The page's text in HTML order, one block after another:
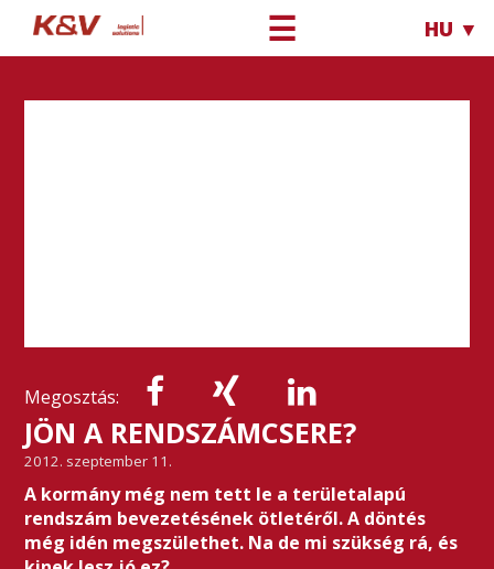
☰ HU ▼
Megosztás:
JÖN A RENDSZÁMCSERE?
2012. szeptember 11.
A kormány még nem tett le a területalapú
rendszám bevezetésének ötletéről. A döntés
még idén megszülethet. Na de mi szükség rá, és